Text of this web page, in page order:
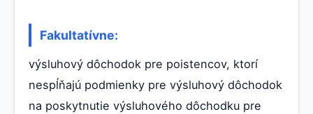
Fakultatívne:
výsluhový dôchodok pre poistencov, ktorí
nespĺňajú podmienky pre výsluhový dôchodok
na poskytnutie výsluhového dôchodku pre